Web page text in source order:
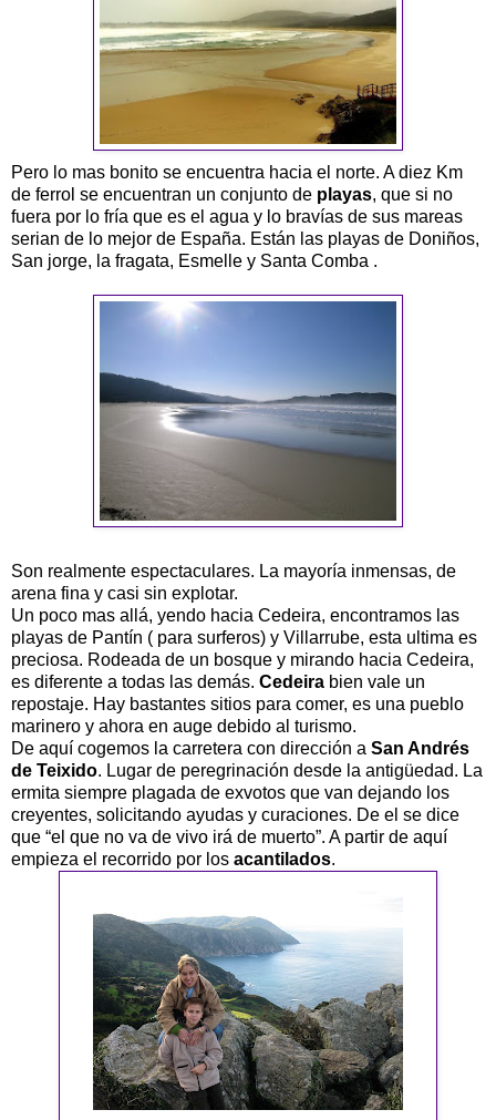
Pero lo mas bonito se encuentra hacia el norte. A diez Km
de ferrol se encuentran un conjunto de playas, que si no
fuera por lo fría que es el agua y lo bravías de sus mareas
serian de lo mejor de España. Están las playas de Doniños,
San jorge, la fragata, Esmelle y Santa Comba .
Son realmente espectaculares. La mayoría inmensas, de
arena fina y casi sin explotar.
Un poco mas allá, yendo hacia Cedeira, encontramos las
playas de Pantín ( para surferos) y Villarrube, esta ultima es
preciosa. Rodeada de un bosque y mirando hacia Cedeira,
es diferente a todas las demás. Cedeira bien vale un
repostaje. Hay bastantes sitios para comer, es una pueblo
marinero y ahora en auge debido al turismo.
De aquí cogemos la carretera con dirección a San Andrés
de Teixido. Lugar de peregrinación desde la antigüedad. La
ermita siempre plagada de exvotos que van dejando los
creyentes, solicitando ayudas y curaciones. De el se dice
que “el que no va de vivo irá de muerto”. A partir de aquí
empieza el recorrido por los acantilados.